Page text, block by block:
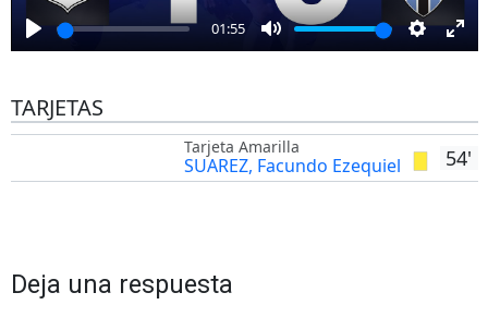
Play
01:55
Mute Settings
TARJETAS
54'
Tarjeta Amarilla
SUAREZ, Facundo Ezequiel
Deja una respuesta